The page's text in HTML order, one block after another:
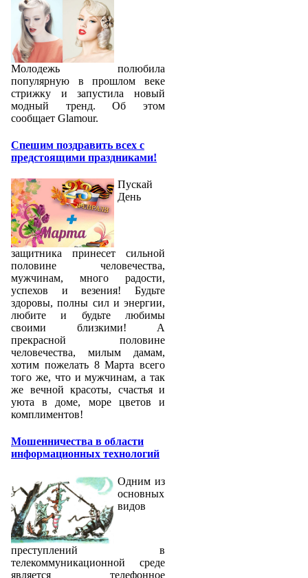
Молодежь полюбила
популярную в прошлом веке
стрижку и запустила новый
модный тренд. Об этом
сообщает Glamour.
Спешим поздравить всех с
предстоящими праздниками!
Пускай
День
защитника принесет сильной
половине человечества,
мужчинам, много радости,
успехов и везения! Будьте
здоровы, полны сил и энергии,
любите и будьте любимы
своими близкими! А
прекрасной половине
человечества, милым дамам,
хотим пожелать 8 Марта всего
того же, что и мужчинам, а так
же вечной красоты, счастья и
уюта в доме, море цветов и
комплиментов!
Мошенничества в области
информационных технологий
Одним из
основных
видов
преступлений в
телекоммуникационной среде
является телефонное